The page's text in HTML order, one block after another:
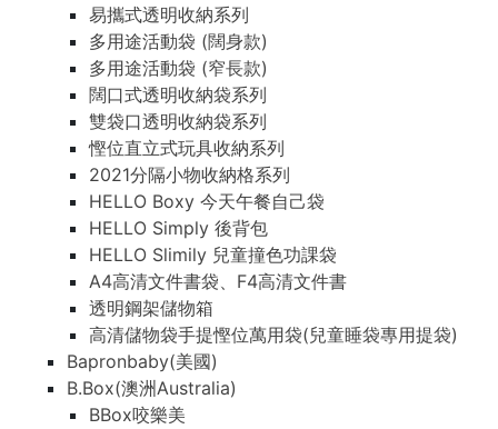
易攜式透明收納系列
多用途活動袋 (闊身款)
多用途活動袋 (窄長款)
闊口式透明收納袋系列
雙袋口透明收納袋系列
慳位直立式玩具收納系列
2021分隔小物收納格系列
HELLO Boxy 今天午餐自己袋
HELLO Simply 後背包
HELLO Slimily 兒童撞色功課袋
A4高清文件書袋、F4高清文件書
透明鋼架儲物箱
高清儲物袋手提慳位萬用袋(兒童睡袋專用提袋)
Bapronbaby(美國)
B.Box(澳洲Australia)
BBox咬樂美